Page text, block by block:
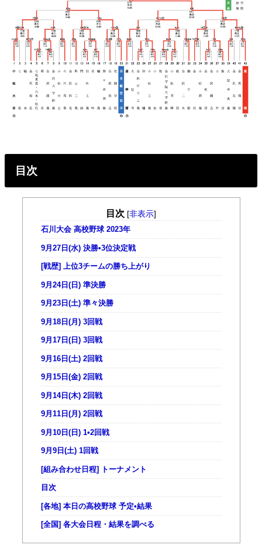
目次
目次 [非表示]
石川大会 高校野球 2023年
9月27日(水) 決勝•3位決定戦
[戦歴] 上位3チームの勝ち上がり
9月24日(日) 準決勝
9月23日(土) 準々決勝
9月18日(月) 3回戦
9月17日(日) 3回戦
9月16日(土) 2回戦
9月15日(金) 2回戦
9月14日(木) 2回戦
9月11日(月) 2回戦
9月10日(日) 1•2回戦
9月9日(土) 1回戦
[組み合わせ日程] トーナメント
目次
[各地] 本日の高校野球 予定•結果
[全国] 各大会日程・結果を調べる